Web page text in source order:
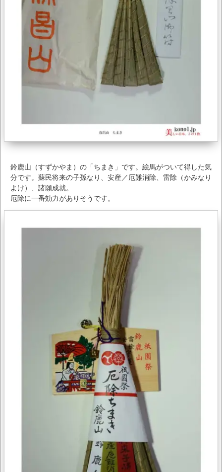
鈴鹿山（すずかやま）の「ちまき」です。絵馬がついて得した気
分です。蘇民将来の子孫なり、安産／厄難消除、雷除（かみなり
よけ）、諸願成就。
厄除に一番効力がありそうです。